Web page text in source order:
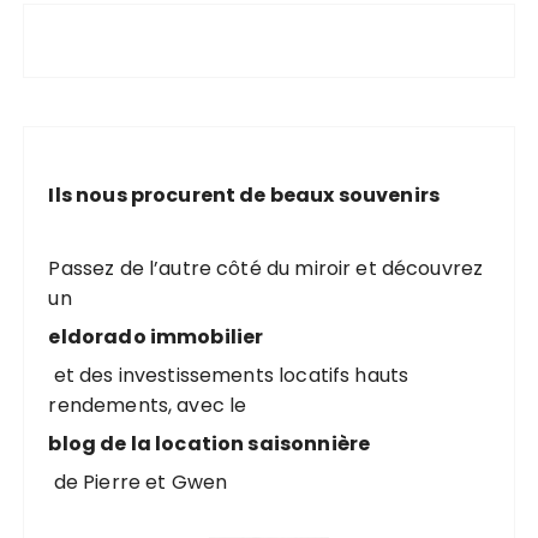
Ils nous procurent de beaux souvenirs
Passez de l’autre côté du miroir et découvrez
un
eldorado immobilier
et des investissements locatifs hauts
rendements, avec le
blog de la location saisonnière
de Pierre et Gwen